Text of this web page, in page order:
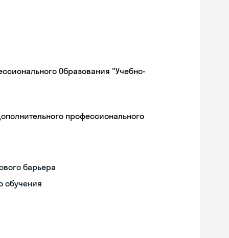
Образования "Учебно-
профессионального
барьера
обучения